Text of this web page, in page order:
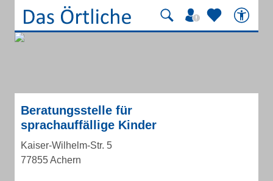
Beratungsstelle für
sprachauffällige Kinder
Kaiser-Wilhelm-Str. 5
77855 Achern